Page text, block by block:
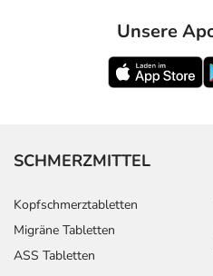
Unsere
SCHMERZMITTEL
Kopfschmerztabletten
Migräne Tabletten
ASS Tabletten